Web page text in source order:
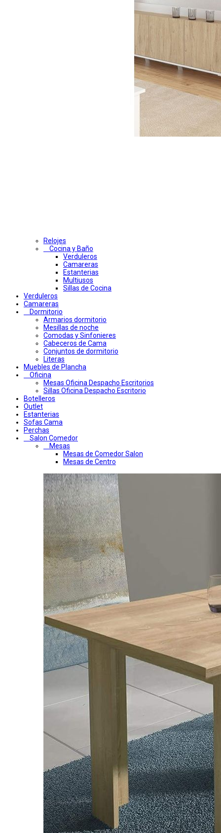
Relojes
Cocina y Baño
Verduleros
Camareras
Estanterias
Multiusos
Sillas de Cocina
Verduleros
Camareras
Dormitorio
Armarios dormitorio
Mesillas de noche
Comodas y Sinfonieres
Cabeceros de Cama
Conjuntos de dormitorio
Literas
Muebles de Plancha
Oficina
Mesas Oficina Despacho Escritorios
Sillas Oficina Despacho Escritorio
Botelleros
Outlet
Estanterias
Sofas Cama
Perchas
Salon Comedor
Mesas
Mesas de Comedor Salon
Mesas de Centro